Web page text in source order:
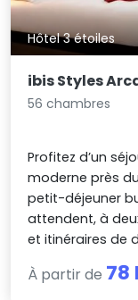
Hôtel 3 étoiles
ibis Styles
56 chambres
Profitez d’un
moderne près
petit-déjeuner
attendent, à
et itinéraires de
À partir de 78